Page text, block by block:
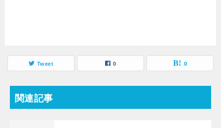
Tweet 0 0
関連記事